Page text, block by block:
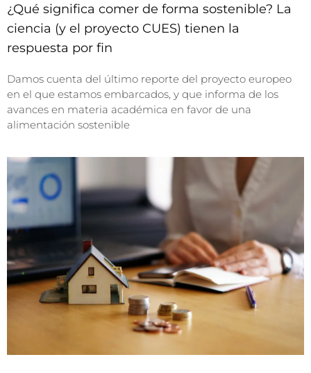
¿Qué significa comer de forma sostenible? La
ciencia (y el proyecto CUES) tienen la
respuesta por fin
Damos cuenta del último reporte del proyecto europeo
en el que estamos embarcados, y que informa de los
avances en materia académica en favor de una
alimentación sostenible